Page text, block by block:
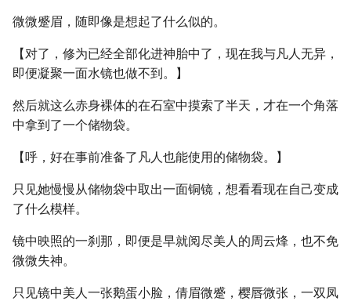
微微蹙眉，随即像是想起了什么似的。
【对了，修为已经全部化进神胎中了，现在我与凡人无异，
即便凝聚一面水镜也做不到。】
然后就这么赤身裸体的在石室中摸索了半天，才在一个角落
中拿到了一个储物袋。
【呼，好在事前准备了凡人也能使用的储物袋。】
只见她慢慢从储物袋中取出一面铜镜，想看看现在自己变成
了什么模样。
镜中映照的一刹那，即便是早就阅尽美人的周云烽，也不免
微微失神。
只见镜中美人一张鹅蛋小脸，倩眉微蹙，樱唇微张，一双凤